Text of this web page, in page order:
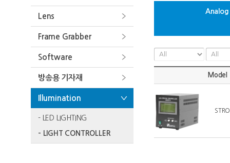
Lens
Frame Grabber
Software
방송용 기자재
Illumination
- LED LIGHTING
- LIGHT CONTROLLER
Model